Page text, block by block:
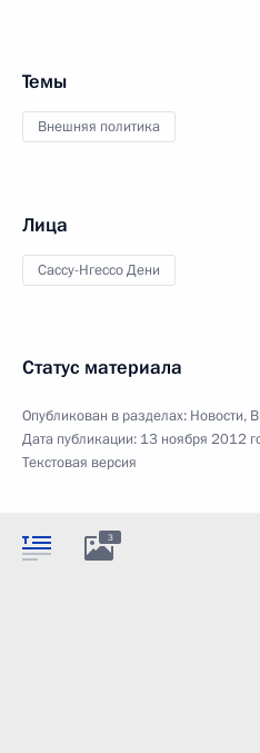
Темы
Внешняя политика
Лица
Сассу-Нгессо Дени
Статус материала
Опубликован в разделах: Новости,
Дата публикации: 13 ноября 2012
Текстовая версия
3